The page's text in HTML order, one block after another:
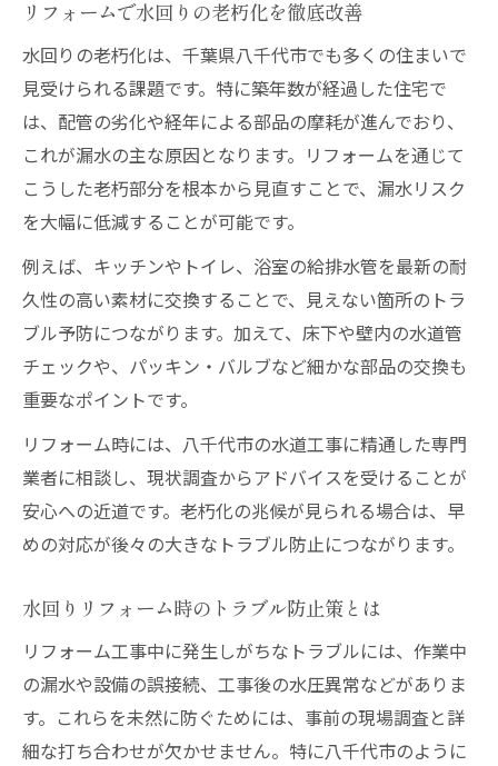
リフォームで水回りの老朽化を徹底改善
水回りの老朽化は、千葉県八千代市でも多くの住まいで
見受けられる課題です。特に築年数が経過した住宅で
は、配管の劣化や経年による部品の摩耗が進んでおり、
これが漏水の主な原因となります。リフォームを通じて
こうした老朽部分を根本から見直すことで、漏水リスク
を大幅に低減することが可能です。
例えば、キッチンやトイレ、浴室の給排水管を最新の耐
久性の高い素材に交換することで、見えない箇所のトラ
ブル予防につながります。加えて、床下や壁内の水道管
チェックや、パッキン・バルブなど細かな部品の交換も
重要なポイントです。
リフォーム時には、八千代市の水道工事に精通した専門
業者に相談し、現状調査からアドバイスを受けることが
安心への近道です。老朽化の兆候が見られる場合は、早
めの対応が後々の大きなトラブル防止につながります。
水回りリフォーム時のトラブル防止策とは
リフォーム工事中に発生しがちなトラブルには、作業中
の漏水や設備の誤接続、工事後の水圧異常などがありま
す。これらを未然に防ぐためには、事前の現場調査と詳
細な打ち合わせが欠かせません。特に八千代市のように